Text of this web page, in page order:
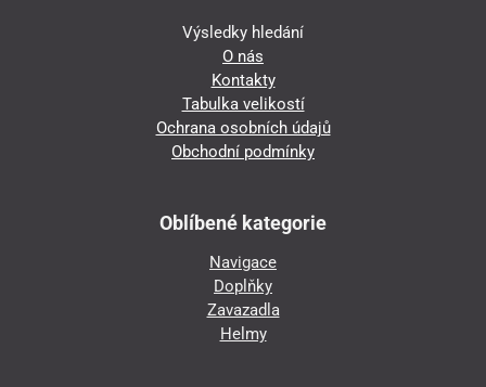
Výsledky hledání
O nás
Kontakty
Tabulka velikostí
Ochrana osobních údajů
Obchodní podmínky
Oblíbené kategorie
Navigace
Doplňky
Zavazadla
Helmy